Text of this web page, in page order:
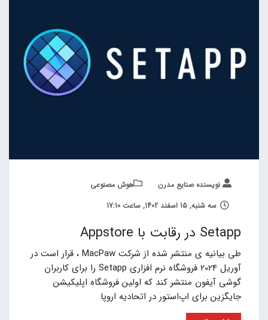
نویسنده صنایع مدرن
هوش مصنوعی
سه شنبه, 15 اسفند 1402, ساعت 17:10
Setapp در رقابت با Appstore
طی بیانیه ی منتشر شده از شرکت MacPaw ، قرار است در
آوریل 2024 فروشگاه نرم افزاری Setapp را برای کاربران
گوشی آیفون منتشر کند که اولین فروشگاه اپلیکیشن
جایگزین برای اپ‌استور در اتحادیه اروپا